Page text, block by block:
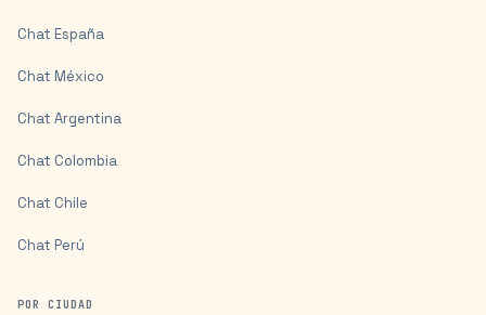
Chat España
Chat México
Chat Argentina
Chat Colombia
Chat Chile
Chat Perú
POR CIUDAD